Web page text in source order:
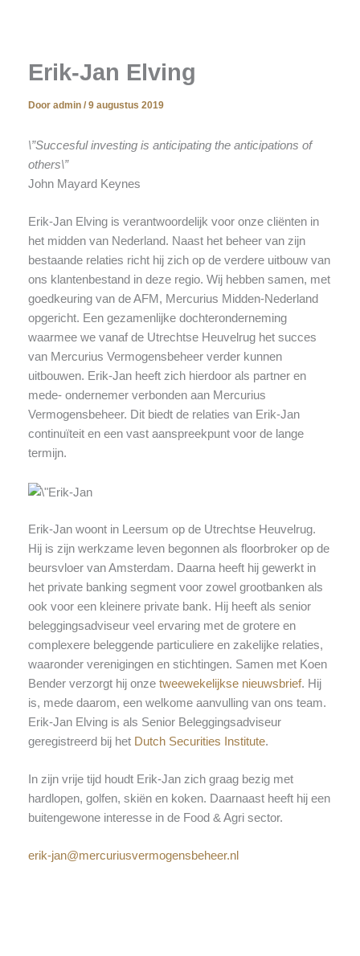
Erik-Jan Elving
Door admin / 9 augustus 2019
\”Succesful investing is anticipating the anticipations of
others\”
John Mayard Keynes
Erik-Jan Elving is verantwoordelijk voor onze cliënten in
het midden van Nederland. Naast het beheer van zijn
bestaande relaties richt hij zich op de verdere uitbouw van
ons klantenbestand in deze regio. Wij hebben samen, met
goedkeuring van de AFM, Mercurius Midden-Nederland
opgericht. Een gezamenlijke dochteronderneming
waarmee we vanaf de Utrechtse Heuvelrug het succes
van Mercurius Vermogensbeheer verder kunnen
uitbouwen. Erik-Jan heeft zich hierdoor als partner en
mede- ondernemer verbonden aan Mercurius
Vermogensbeheer. Dit biedt de relaties van Erik-Jan
continuïteit en een vast aanspreekpunt voor de lange
termijn.
Erik-Jan woont in Leersum op de Utrechtse Heuvelrug.
Hij is zijn werkzame leven begonnen als floorbroker op de
beursvloer van Amsterdam. Daarna heeft hij gewerkt in
het private banking segment voor zowel grootbanken als
ook voor een kleinere private bank. Hij heeft als senior
beleggingsadviseur veel ervaring met de grotere en
complexere beleggende particuliere en zakelijke relaties,
waaronder verenigingen en stichtingen. Samen met Koen
Bender verzorgt hij onze tweewekelijkse nieuwsbrief. Hij
is, mede daarom, een welkome aanvulling van ons team.
Erik-Jan Elving is als Senior Beleggingsadviseur
geregistreerd bij het Dutch Securities Institute.
In zijn vrije tijd houdt Erik-Jan zich graag bezig met
hardlopen, golfen, skiën en koken. Daarnaast heeft hij een
buitengewone interesse in de Food & Agri sector.
erik-jan@mercuriusvermogensbeheer.nl